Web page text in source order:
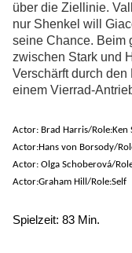
über die Ziellinie.
nur Shenkel will
seine Chance. Beim
zwischen Stark und
Verschärft durch
einem Vierrad-
Actor: Brad Harris/Role:Ken
Actor:Hans von Borsody/
Actor: Olga Schoberová/
Actor:Graham Hill/Role:Self
Spielzeit: 83 Min.